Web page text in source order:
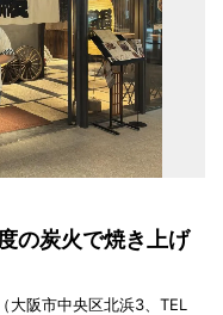
の炭火で焼き上げ
大阪市中央区北浜3、TEL